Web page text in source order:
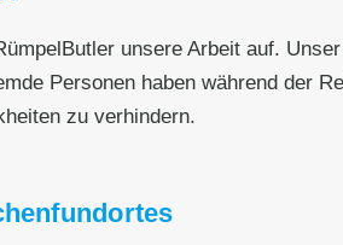
unsere Arbeit auf.
Personen haben während der
zu verhindern.